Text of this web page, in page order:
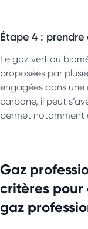
Étape 4 :
Le gaz vert ou
proposées par
engagées dans
carbone, il peut
permet notamment
Gaz
critères pour
gaz